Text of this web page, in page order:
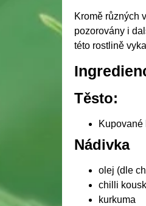
Kromě různých
pozorovány i
této rostlině
Těsto:
Kupované
Nádivka
olej (dle
chilli
kurkuma